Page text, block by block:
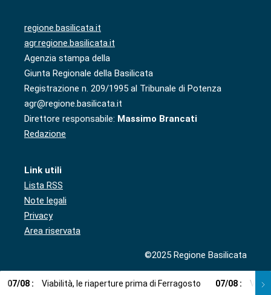
regione.basilicata.it
agr.regione.basilicata.it
Agenzia stampa della
Giunta Regionale della Basilicata
Registrazione n. 209/1995 al Tribunale di Potenza
agr@regione.basilicata.it
Direttore responsabile: Massimo Brancati
Redazione
Link utili
Lista RSS
Note legali
Privacy
Area riservata
©2025 Regione Basilicata
07/08 : Viabilità, le riaperture prima di Ferragosto 07/08 : Via